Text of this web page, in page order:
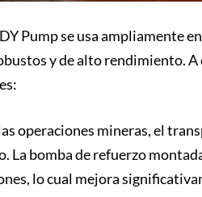
Pump se usa ampliamente
y de alto rendimiento.
operaciones mineras, el
La bomba de refuerzo
lo cual mejora